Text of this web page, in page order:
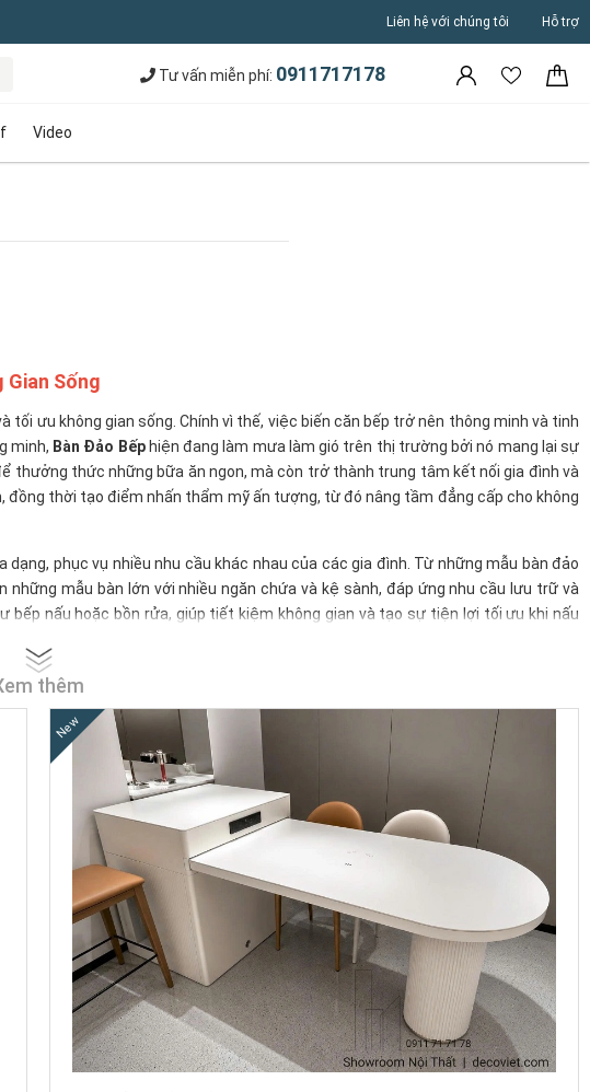
Liên hệ với chúng tôi Hỗ trợ
Video
Tư vấn miễn phí: 0911717178
Gian Sống
ưu không gian sống. Chính vì thế, việc biến căn bếp trở nên thông minh và tinh
minh, Bàn Đảo Bếphiện đang làm mưa làm gió trên thị trường bởi nó mang lại sự
thưởng thức những bữa ăn ngon, mà còn trở thành trung tâm kết nối gia đình và
đồng thời tạo điểm nhấn thẩm mỹ ấn tượng, từ đó nâng tầm đẳng cấp cho không
phục vụ nhiều nhu cầu khác nhau của các gia đình. Từ những mẫu bàn đảo
mẫu bàn lớn với nhiều ngăn chứa và kệ sành, đáp ứng nhu cầu lưu trữ và
nấu hoặc bồn rửa, giúp tiết kiệm không gian và tạo sự tiện lợi tối ưu khi nấu
thêm
New